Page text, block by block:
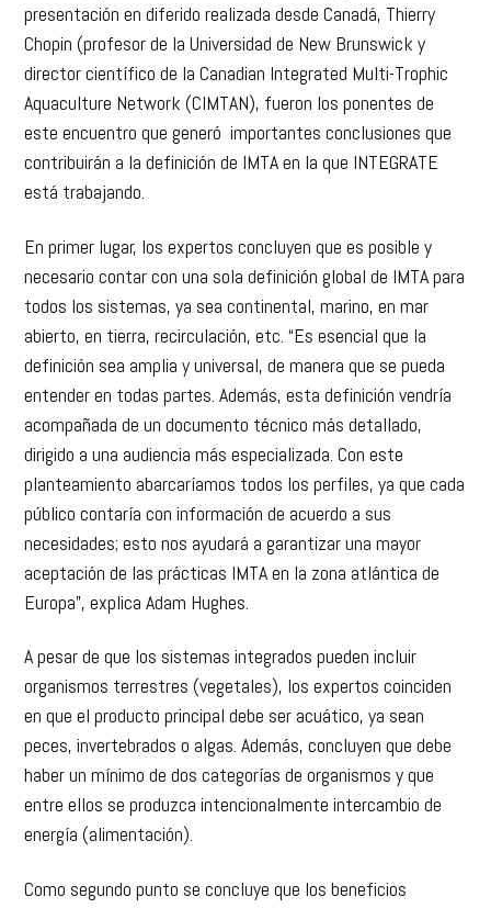
presentación en diferido realizada desde Canadá, Thierry
Chopin (profesor de la Universidad de New Brunswick y
director científico de la Canadian Integrated Multi-Trophic
Aquaculture Network (CIMTAN), fueron los ponentes de
este encuentro que generó importantes conclusiones que
contribuirán a la definición de IMTA en la que INTEGRATE
está trabajando.
En primer lugar, los expertos concluyen que es posible y
necesario contar con una sola definición global de IMTA para
todos los sistemas, ya sea continental, marino, en mar
abierto, en tierra, recirculación, etc. “Es esencial que la
definición sea amplia y universal, de manera que se pueda
entender en todas partes. Además, esta definición vendría
acompañada de un documento técnico más detallado,
dirigido a una audiencia más especializada. Con este
planteamiento abarcaríamos todos los perfiles, ya que cada
público contaría con información de acuerdo a sus
necesidades; esto nos ayudará a garantizar una mayor
aceptación de las prácticas IMTA en la zona atlántica de
Europa”, explica Adam Hughes.
A pesar de que los sistemas integrados pueden incluir
organismos terrestres (vegetales), los expertos coinciden
en que el producto principal debe ser acuático, ya sean
peces, invertebrados o algas. Además, concluyen que debe
haber un mínimo de dos categorías de organismos y que
entre ellos se produzca intencionalmente intercambio de
energía (alimentación).
Como segundo punto se concluye que los beneficios